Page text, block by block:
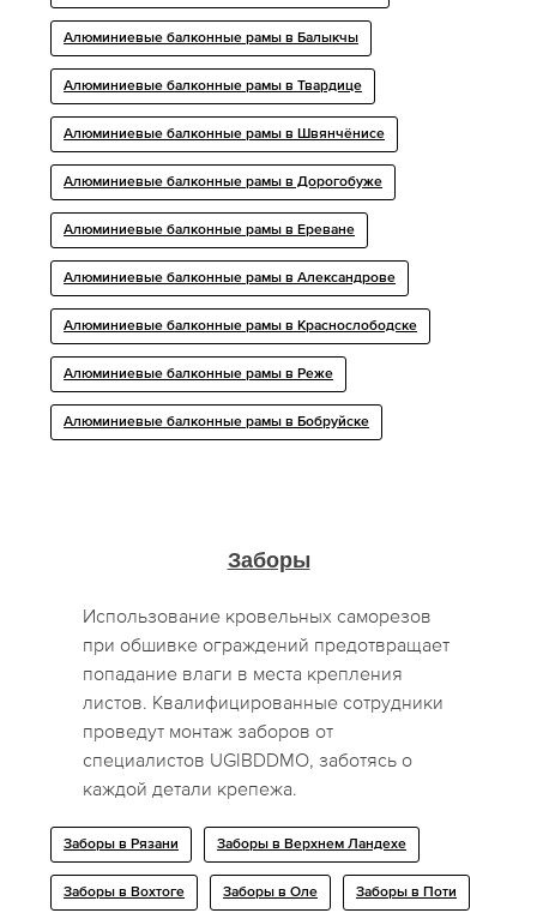
Алюминиевые балконные рамы в Балыкчы
Алюминиевые балконные рамы в Твардице
Алюминиевые балконные рамы в Швянчёнисе
Алюминиевые балконные рамы в Дорогобуже
Алюминиевые балконные рамы в Ереване
Алюминиевые балконные рамы в Александрове
Алюминиевые балконные рамы в Краснослободске
Алюминиевые балконные рамы в Реже
Алюминиевые балконные рамы в Бобруйске
Заборы
Использование кровельных саморезов
при обшивке ограждений предотвращает
попадание влаги в места крепления
листов. Квалифицированные сотрудники
проведут монтаж заборов от
специалистов UGIBDDMO, заботясь о
каждой детали крепежа.
Заборы в Рязани Заборы в Верхнем Ландехе
Заборы в Вохтоге Заборы в Оле Заборы в Поти